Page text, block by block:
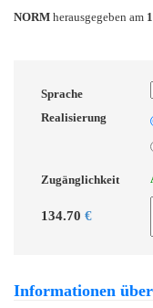
NORM herausgegeben am
Sprache
Realisierung
Zugänglichkeit
134.70 €
Informationen